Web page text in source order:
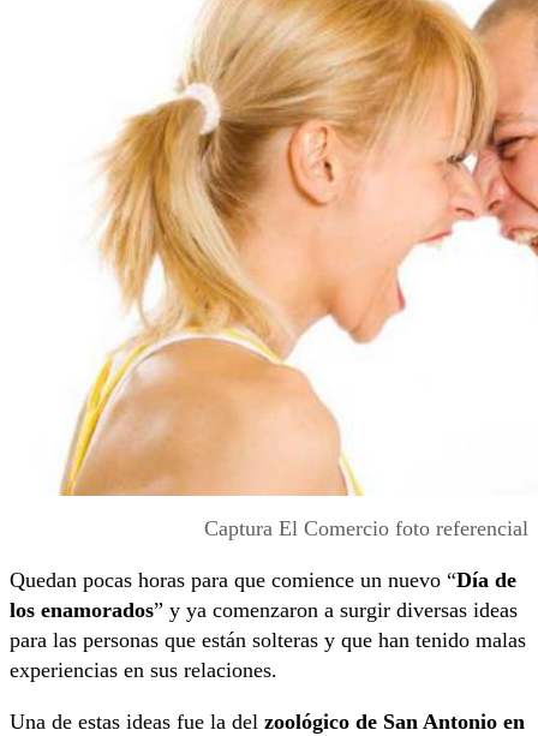
Captura El Comercio foto referencial
Quedan pocas horas para que comience un nuevo “Día de
los enamorados” y ya comenzaron a surgir diversas ideas
para las personas que están solteras y que han tenido malas
experiencias en sus relaciones.
Una de estas ideas fue la del zoológico de San Antonio en